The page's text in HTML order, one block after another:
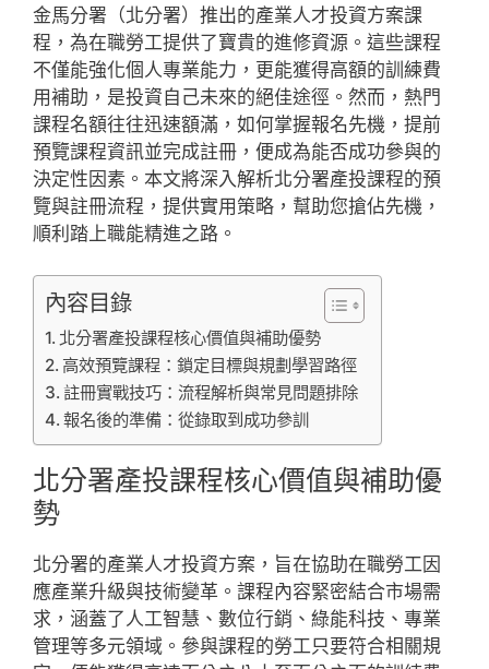
金馬分署（北分署）推出的產業人才投資方案課
程，為在職勞工提供了寶貴的進修資源。這些課程
不僅能強化個人專業能力，更能獲得高額的訓練費
用補助，是投資自己未來的絕佳途徑。然而，熱門
課程名額往往迅速額滿，如何掌握報名先機，提前
預覽課程資訊並完成註冊，便成為能否成功參與的
決定性因素。本文將深入解析北分署產投課程的預
覽與註冊流程，提供實用策略，幫助您搶佔先機，
順利踏上職能精進之路。
內容目錄
北分署產投課程核心價值與補助優勢
高效預覽課程：鎖定目標與規劃學習路徑
註冊實戰技巧：流程解析與常見問題排除
報名後的準備：從錄取到成功參訓
北分署產投課程核心價值與補助優
勢
北分署的產業人才投資方案，旨在協助在職勞工因
應產業升級與技術變革。課程內容緊密結合市場需
求，涵蓋了人工智慧、數位行銷、綠能科技、專業
管理等多元領域。參與課程的勞工只要符合相關規